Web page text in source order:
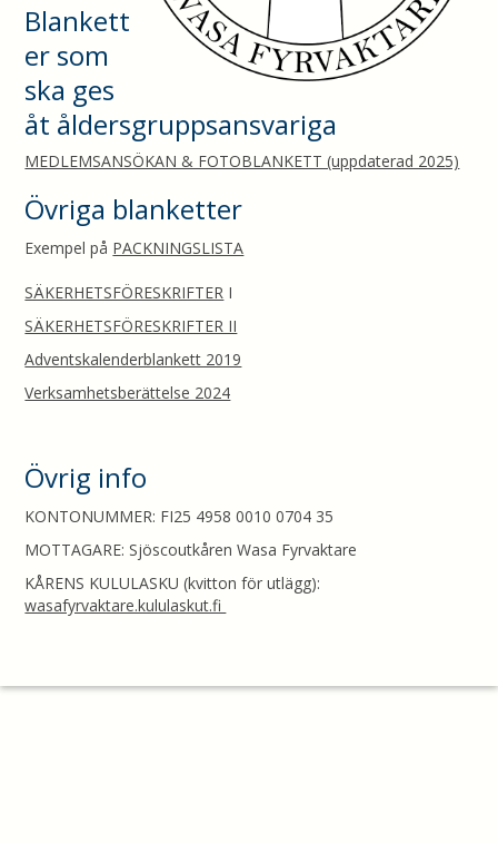
Blankett
er som
ska ges
åt åldersgruppsansvariga
MEDLEMSANSÖKAN & FOTOBLANKETT (uppdaterad 2025)
Övriga blanketter
Exempel på PACKNINGSLISTA
SÄKERHETSFÖRESKRIFTER I
SÄKERHETSFÖRESKRIFTER II
Adventskalenderblankett 2019
Verksamhetsberättelse 2024
Övrig info
KONTONUMMER: FI25 4958 0010 0704 35
MOTTAGARE: Sjöscoutkåren Wasa Fyrvaktare
KÅRENS KULULASKU (kvitton för utlägg):
wasafyrvaktare.kululaskut.fi